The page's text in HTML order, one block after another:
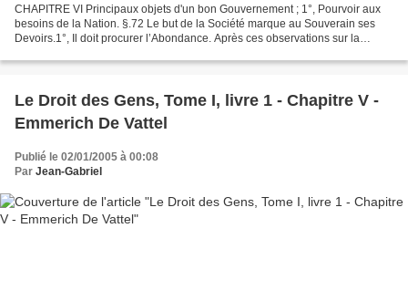
CHAPITRE VI Principaux objets d'un bon Gouvernement ; 1°, Pourvoir aux
besoins de la Nation. §.72 Le but de la Société marque au Souverain ses
Devoirs.1°, Il doit procurer l’Abondance. Après ces observations sur la
Le Droit des Gens, Tome I, livre 1 - Chapitre V -
Emmerich De Vattel
Publié le 02/01/2005 à 00:08
Par Jean-Gabriel